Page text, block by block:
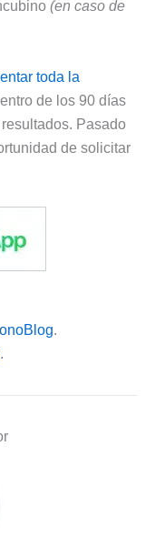
(en caso de
toda la
de los 90 días
Pasado
de solicitar
.
.